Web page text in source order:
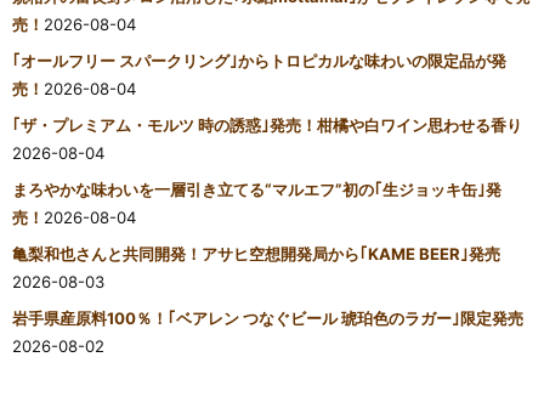
売！ 2026-08-04
｢オールフリー スパークリング｣からトロピカルな味わいの限定品が発
売！ 2026-08-04
｢ザ・プレミアム・モルツ 時の誘惑｣発売！柑橘や白ワイン思わせる香り
2026-08-04
まろやかな味わいを一層引き立てる“マルエフ”初の｢生ジョッキ缶｣発
売！ 2026-08-04
亀梨和也さんと共同開発！アサヒ空想開発局から｢KAME BEER｣発売
2026-08-03
岩手県産原料100％！｢ベアレン つなぐビール 琥珀色のラガー｣限定発売
2026-08-02